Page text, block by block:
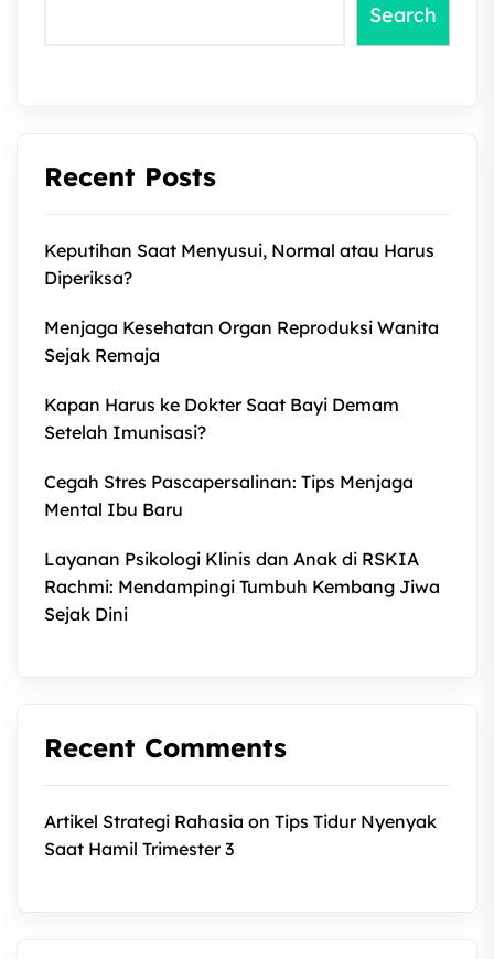
Search
Recent Posts
Keputihan Saat Menyusui, Normal atau Harus
Diperiksa?
Menjaga Kesehatan Organ Reproduksi Wanita
Sejak Remaja
Kapan Harus ke Dokter Saat Bayi Demam
Setelah Imunisasi?
Cegah Stres Pascapersalinan: Tips Menjaga
Mental Ibu Baru
Layanan Psikologi Klinis dan Anak di RSKIA
Rachmi: Mendampingi Tumbuh Kembang Jiwa
Sejak Dini
Recent Comments
Artikel Strategi Rahasia on Tips Tidur Nyenyak
Saat Hamil Trimester 3